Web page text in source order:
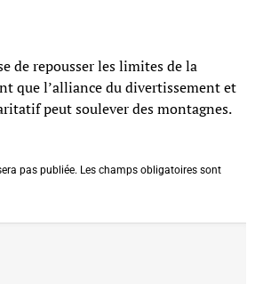
de repousser les limites de la
que l’alliance du divertissement et
peut soulever des montagnes.
pas publiée. Les champs obligatoires sont